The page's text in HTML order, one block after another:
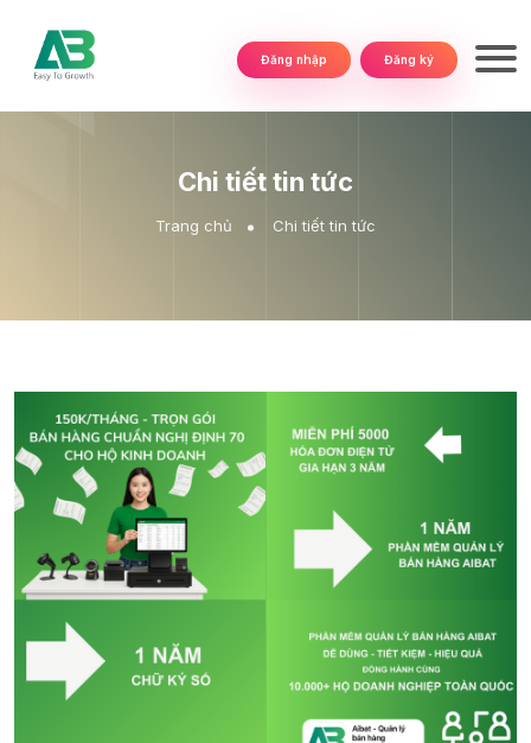
Đăng nhập Đăng ký
Chi tiết tin tức
Trang chủ Chi tiết tin tức